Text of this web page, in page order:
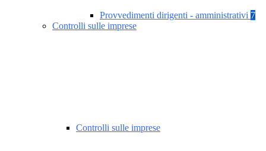
Provvedimenti dirigenti - amministrativi 7
Controlli sulle imprese
Controlli sulle imprese